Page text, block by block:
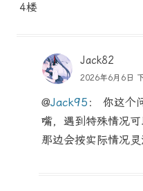
4楼
Jack82
2026年6月6日
@Jack95 ： 你这个
嘴，遇到特殊情况
那边会按实际情况灵